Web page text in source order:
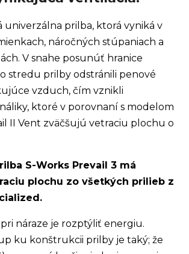
univerzálna prilba, ktorá vyniká v
náročných stúpaniach a
V snahe posunúť hranice
stredu prilby odstránili penové
vzduch, čím vznikli
ktoré v porovnaní s modelom
II Vent zväčšujú vetraciu plochu o
S-Works Prevail 3 má
plochu zo všetkých prilieb z
náraze je rozptýliť energiu.
ku konštrukcii prilby je taký; že